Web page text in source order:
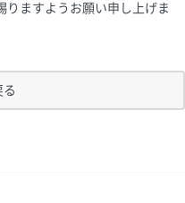
りますようお願い申し上げま